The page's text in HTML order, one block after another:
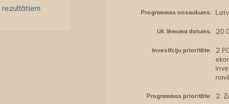
Programmas nosaukums:
UK lēmuma datums:
Investīciju prioritāte:
2
Programmas prioritāte: 2.